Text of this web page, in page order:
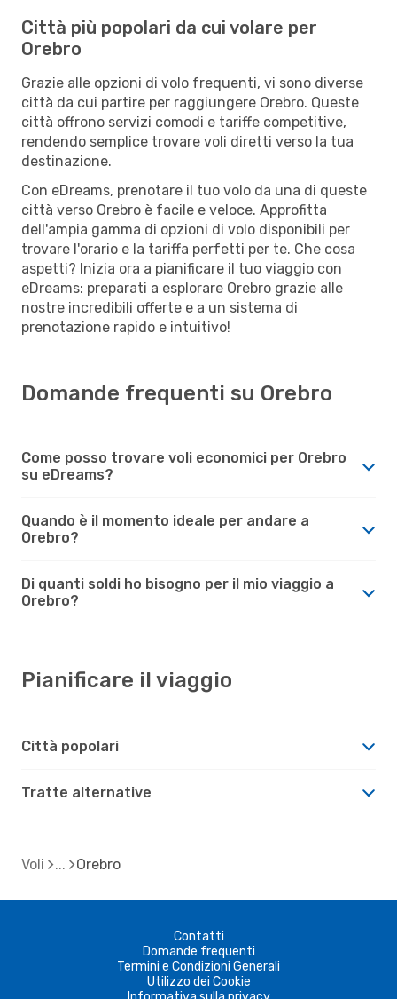
Città più popolari da cui volare per
Orebro
Grazie alle opzioni di volo frequenti, vi sono diverse
città da cui partire per raggiungere Orebro. Queste
città offrono servizi comodi e tariffe competitive,
rendendo semplice trovare voli diretti verso la tua
destinazione.
Con eDreams, prenotare il tuo volo da una di queste
città verso Orebro è facile e veloce. Approfitta
dell'ampia gamma di opzioni di volo disponibili per
trovare l'orario e la tariffa perfetti per te. Che cosa
aspetti? Inizia ora a pianificare il tuo viaggio con
eDreams: preparati a esplorare Orebro grazie alle
nostre incredibili offerte e a un sistema di
prenotazione rapido e intuitivo!
Domande frequenti su Orebro
Come posso trovare voli economici per Orebro
su eDreams?
Quando è il momento ideale per andare a
Orebro?
Di quanti soldi ho bisogno per il mio viaggio a
Orebro?
Pianificare il viaggio
Città popolari
Tratte alternative
Voli Orebro
Contatti
Domande frequenti
Termini e Condizioni Generali
Utilizzo dei Cookie